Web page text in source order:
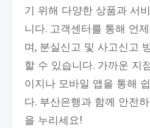
기 위해 다양한 상품과 서
니다. 고객센터를 통해 언
며, 분실신고 및 사고신고
할 수 있습니다. 가까운 지
이지나 모바일 앱을 통해
다. 부산은행과 함께 안전
을 누리세요!